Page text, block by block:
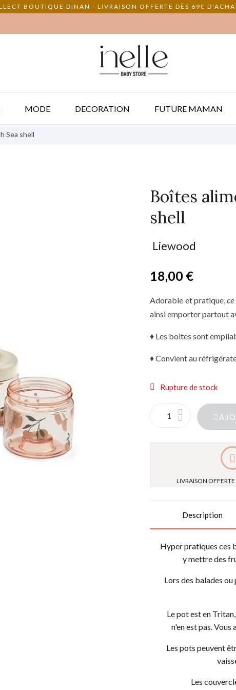
BOUTIQUE DINAN - LIVRAISON OFFERTE DÈS 69€
MODE DECORATION FUTURE MAMAN
Sea shell
Boîtes
shell
Liewood
18,00 €
Adorable et pratique,
ainsi emporter partout
♦ Les boites sont
♦ Convient au
Rupture de stock
LIVRAISON
Description
Hyper pratiques ces
y mettre des
Lors des balades
Le pot est en
n'en est pas. Vous
Les pots peuvent
Les